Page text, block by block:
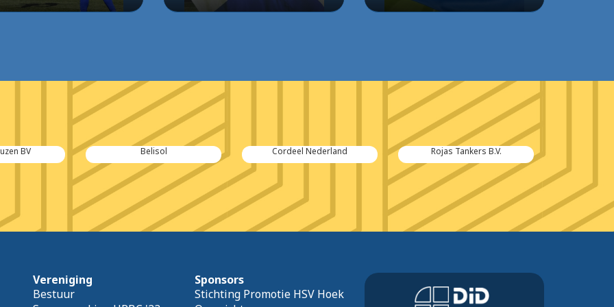
BV Belisol Cordeel Nederland Rojas Tankers B.V.
Vereniging
Bestuur
Sponsors
Stichting Promotie HSV Hoek